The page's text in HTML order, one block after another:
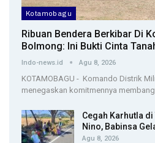
Kotamobagu
Ribuan Bendera Berkibar Di
Bolmong: Ini Bukti Cinta
Indo-news.id Agu 8, 2026
KOTAMOBAGU - Komando Distrik
menegaskan komitmennya
Cegah Karhutla di
Nino, Babinsa
Agu 8, 2026